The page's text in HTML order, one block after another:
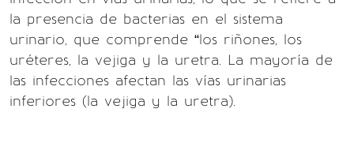
la presencia de bacterias en el sistema
urinario, que comprende “los riñones, los
uréteres, la vejiga y la uretra. La mayoría de
las infecciones afectan las vías urinarias
inferiores (la vejiga y la uretra).